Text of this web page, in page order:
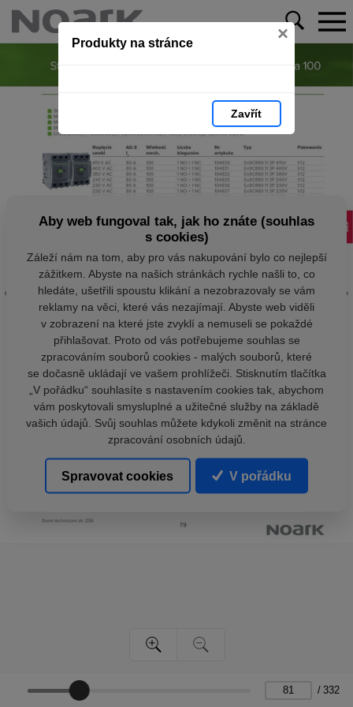
Produkty na stránce ×
Zavřít
/ 332
Aby web fungoval tak, jak ho znáte (souhlas
s cookies)
Záleží nám na tom, aby pro vás nakupování bylo co nejlepší
zážitkem. Abyste na našich stránkách rychle našli to, co
hledáte, ušetřili spoustu klikání a nezobrazovaly se vám
reklamy na věci, které vás nezajímají. Abyste web viděli
v zobrazení na které jste zvyklí a nemuseli se pokaždé
přihlašovat. Proto od vás potřebujeme souhlas se
zpracováním souborů cookies - malých souborů, které
se dočasně ukládají ve vašem prohlížeči. Stisknutím tlačítka
„V pořádku“ souhlasíte s nastavením cookies tak, abychom
vám poskytovali smysluplné a užitečné služby na základě
vašich údajů. Svůj souhlas můžete kdykoli změnit na stránce
zpracování osobních údajů.
Spravovat cookies V pořádku